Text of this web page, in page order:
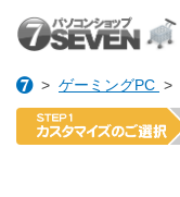
> ゲーミングPC >